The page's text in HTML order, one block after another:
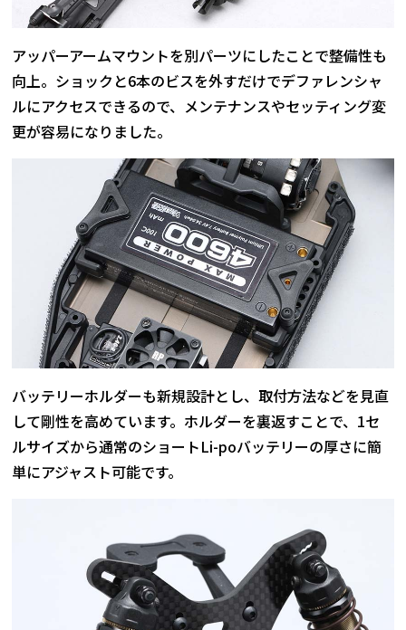
アッパーアームマウントを別パーツにしたことで整備性も
向上。ショックと6本のビスを外すだけでデファレンシャ
ルにアクセスできるので、メンテナンスやセッティング変
更が容易になりました。
バッテリーホルダーも新規設計とし、取付方法などを見直
して剛性を高めています。ホルダーを裏返すことで、1セ
ルサイズから通常のショートLi-poバッテリーの厚さに簡
単にアジャスト可能です。